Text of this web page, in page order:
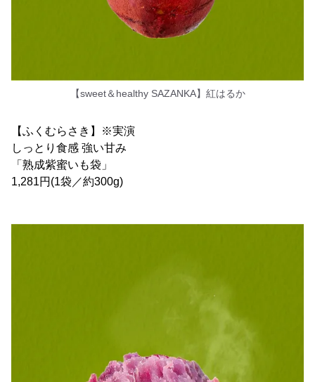
【sweet＆healthy SAZANKA】紅はるか
【ふくむらさき】※実演
しっとり食感 強い甘み
「熟成紫蜜いも袋」
1,281円(1袋／約300g)